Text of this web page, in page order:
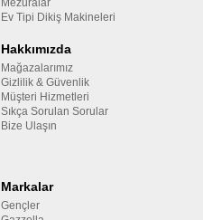
Ev Tipi Dikiş Makineleri
Hakkımızda
Mağazalarımız
Gizlilik & Güvenlik
Müşteri Hizmetleri
Sıkça Sorulan Sorular
Bize Ulaşın
Markalar
Gençler